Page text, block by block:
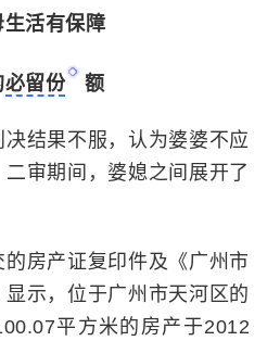
活有保障
必留份 额
结果不服，认为婆婆不应
审期间，婆媳之间展开了
房产证复印件及《广州市
示，位于广州市天河区的
平方米的房产于2012